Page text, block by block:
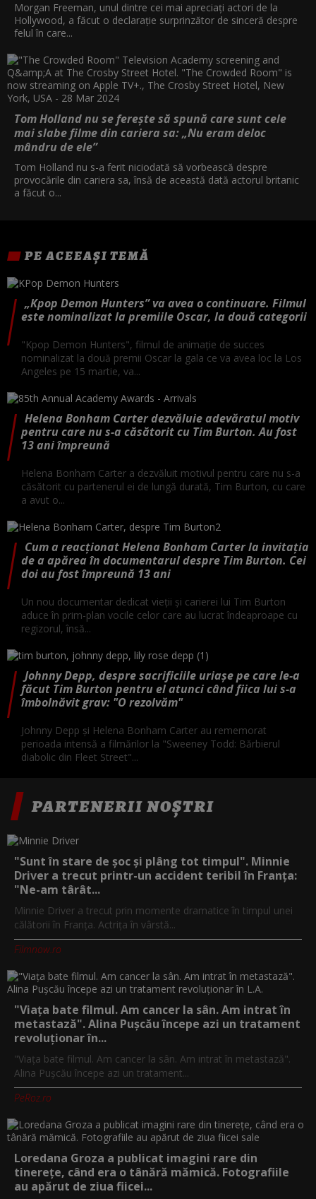
Morgan Freeman, unul dintre cei mai apreciați actori de la
Hollywood, a făcut o declarație surprinzător de sinceră despre
felul în care...
Tom Holland nu se ferește să spună care sunt cele
mai slabe filme din cariera sa: „Nu eram deloc
mândru de ele”
Tom Holland nu s-a ferit niciodată să vorbească despre
provocările din cariera sa, însă de această dată actorul britanic
a făcut o...
PE ACEEAȘI TEMĂ
„Kpop Demon Hunters” va avea o continuare. Filmul
este nominalizat la premiile Oscar, la două categorii
"Kpop Demon Hunters", filmul de animaţie de succes
nominalizat la două premii Oscar la gala ce va avea loc la Los
Angeles pe 15 martie, va...
Helena Bonham Carter dezvăluie adevăratul motiv
pentru care nu s-a căsătorit cu Tim Burton. Au fost
13 ani împreună
Helena Bonham Carter a dezvăluit motivul pentru care nu s-a
căsătorit cu partenerul ei de lungă durată, Tim Burton, cu care
a avut o...
Cum a reacționat Helena Bonham Carter la invitația
de a apărea în documentarul despre Tim Burton. Cei
doi au fost împreună 13 ani
Un nou documentar dedicat vieții și carierei lui Tim Burton
aduce în prim-plan vocile celor care au lucrat îndeaproape cu
regizorul, însă...
Johnny Depp, despre sacrificiile uriașe pe care le-a
făcut Tim Burton pentru el atunci când fiica lui s-a
îmbolnăvit grav: "O rezolvăm"
Johnny Depp și Helena Bonham Carter au rememorat
perioada intensă a filmărilor la "Sweeney Todd: Bărbierul
diabolic din Fleet Street"...
PARTENERII NOȘTRI
"Sunt în stare de șoc și plâng tot timpul". Minnie
Driver a trecut printr-un accident teribil în Franța:
"Ne-am târât...
Minnie Driver a trecut prin momente dramatice în timpul unei
călătorii în Franța. Actrița în vârstă...
Filmnow.ro
"Viața bate filmul. Am cancer la sân. Am intrat în
metastază". Alina Pușcău începe azi un tratament
revoluționar în...
"Viața bate filmul. Am cancer la sân. Am intrat în metastază".
Alina Pușcău începe azi un tratament...
PeRoz.ro
Loredana Groza a publicat imagini rare din
tinerețe, când era o tânără mămică. Fotografiile
au apărut de ziua fiicei...